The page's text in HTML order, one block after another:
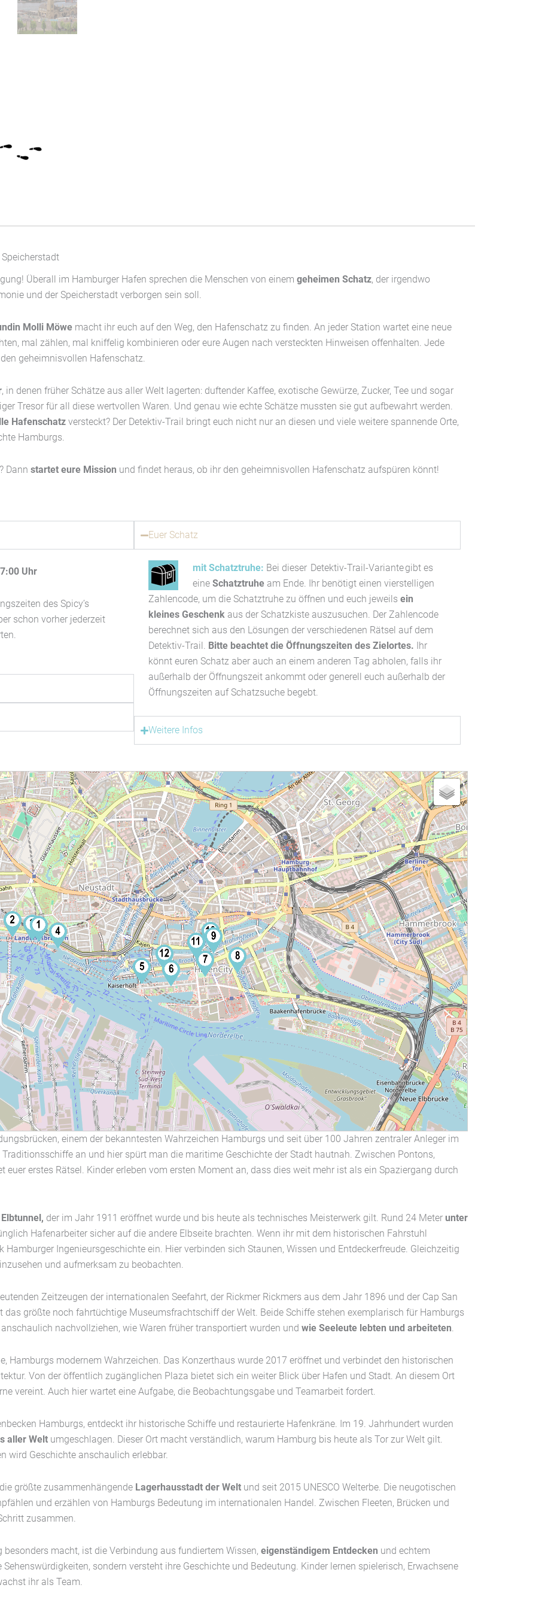
Überall im Hamburger Hafen sprechen die Menschen von einem geheimen Schatz, der irgendwo
und der Speicherstadt verborgen sein soll.
Molli Möwe macht ihr euch auf den Weg, den Hafenschatz zu finden. An jeder Station wartet eine neue
mal zählen, mal kniffelig kombinieren oder eure Augen nach versteckten Hinweisen offenhalten. Jede
geheimnisvollen Hafenschatz.
, in denen früher Schätze aus aller Welt lagerten: duftender Kaffee, exotische Gewürze, Zucker, Tee und sogar
Tresor für all diese wertvollen Waren. Und genau wie echte Schätze mussten sie gut aufbewahrt werden.
Hafenschatz versteckt? Der Detektiv-Trail bringt euch nicht nur an diesen und viele weitere spannende Orte,
Hamburgs.
Dann startet eure Mission und findet heraus, ob ihr den geheimnisvollen Hafenschatz aufspüren könnt!
Uhr
des Spicy’s
schon vorher jederzeit
Euer Schatz
mit Schatztruhe: Bei dieser Detektiv-Trail-Variante gibt es
eine Schatztruhe am Ende. Ihr benötigt einen vierstelligen
Zahlencode, um die Schatztruhe zu öffnen und euch jeweils ein
kleines Geschenk aus der Schatzkiste auszusuchen. Der Zahlencode
berechnet sich aus den Lösungen der verschiedenen Rätsel auf dem
Detektiv-Trail. Bitte beachtet die Öffnungszeiten des Zielortes. Ihr
könnt euren Schatz aber auch an einem anderen Tag abholen, falls ihr
außerhalb der Öffnungszeit ankommt oder generell euch außerhalb der
Öffnungszeiten auf Schatzsuche begebt.
Weitere Infos
einem der bekanntesten Wahrzeichen Hamburgs und seit über 100 Jahren zentraler Anleger im
an und hier spürt man die maritime Geschichte der Stadt hautnah. Zwischen Pontons,
euer erstes Rätsel. Kinder erleben vom ersten Moment an, dass dies weit mehr ist als ein Spaziergang durch
der im Jahr 1911 eröffnet wurde und bis heute als technisches Meisterwerk gilt. Rund 24 Meter unter
Hafenarbeiter sicher auf die andere Elbseite brachten. Wenn ihr mit dem historischen Fahrstuhl
Ingenieursgeschichte ein. Hier verbinden sich Staunen, Wissen und Entdeckerfreude. Gleichzeitig
und aufmerksam zu beobachten.
Zeitzeugen der internationalen Seefahrt, der Rickmer Rickmers aus dem Jahr 1896 und der Cap San
das größte noch fahrtüchtige Museumsfrachtschiff der Welt. Beide Schiffe stehen exemplarisch für Hamburgs
nachvollziehen, wie Waren früher transportiert wurden und wie Seeleute lebten und arbeiteten.
Hamburgs modernem Wahrzeichen. Das Konzerthaus wurde 2017 eröffnet und verbindet den historischen
Von der öffentlich zugänglichen Plaza bietet sich ein weiter Blick über Hafen und Stadt. An diesem Ort
vereint. Auch hier wartet eine Aufgabe, die Beobachtungsgabe und Teamarbeit fordert.
Hamburgs, entdeckt ihr historische Schiffe und restaurierte Hafenkräne. Im 19. Jahrhundert wurden
aller Welt umgeschlagen. Dieser Ort macht verständlich, warum Hamburg bis heute als Tor zur Welt gilt.
wird Geschichte anschaulich erlebbar.
größte zusammenhängende Lagerhausstadt der Welt und seit 2015 UNESCO Welterbe. Die neugotischen
und erzählen von Hamburgs Bedeutung im internationalen Handel. Zwischen Fleeten, Brücken und
zusammen.
macht, ist die Verbindung aus fundiertem Wissen, eigenständigem Entdecken und echtem
sondern versteht ihre Geschichte und Bedeutung. Kinder lernen spielerisch, Erwachsene
ihr als Team.